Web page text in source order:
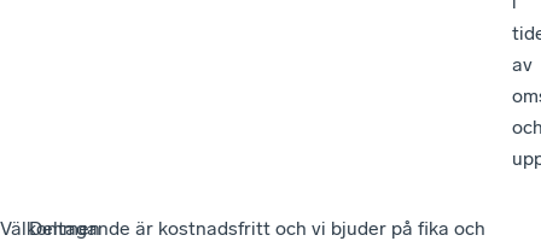
av
Välkommen
Deltagande är kostnadsfritt och vi bjuder på fika och